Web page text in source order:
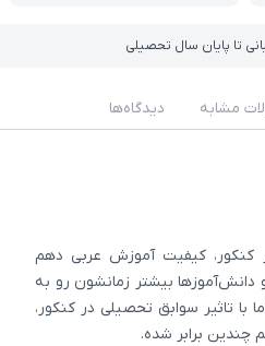
تا پایان سال تحصیلی
مشابه دیدگاه‌ها
کنکور، کیفیت آموزش عربی دهم
بیشتر زمانشون رو به
تاثیر سوابق تحصیلی در کنکور،
برابر شده.